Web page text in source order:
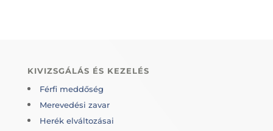
KIVIZSGÁLÁS ÉS KEZELÉS
Férfi meddőség
Merevedési zavar
Herék elváltozásai